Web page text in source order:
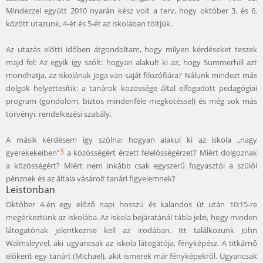
Mindezzel együtt 2010 nyarán kész volt a terv, hogy október 3. és 6.
között utazunk, 4-ét és 5-ét az iskolában töltjük.
Az utazás előtti időben átgondoltam, hogy milyen kérdéseket teszek
majd fel: Az egyik így szólt: hogyan alakult ki az, hogy Summerhill azt
mondhatja, az iskolának joga van saját filozófiára? Nálunk mindezt más
dolgok helyettesítik: a tanárok közössége által elfogadott pedagógiai
program (gondolom, biztos mindenféle megkötéssel) és még sok más
törvényi, rendelkezési szabály.
A másik kérdésem így szólna: hogyan alakul ki az iskola „nagy
gyerekekeiben”3 a közösségért érzett felelősségérzet? Miért dolgoznak
a közösségért? Miért nem inkább csak egyszerű fogyasztói a szülői
pénznek és az általa vásárolt tanári figyelemnek?
Leistonban
Október 4-én egy előző napi hosszú és kalandos út után 10:15-re
megérkeztünk az iskolába. Az iskola bejáratánál tábla jelzi, hogy minden
látogatónak jelentkeznie kell az irodában. Itt találkozunk John
Walmsleyvel, aki ugyancsak az iskola látogatója, fényképész. A titkárnő
előkerít egy tanárt (Michael), akit ismerek már fényképekről. Ugyancsak